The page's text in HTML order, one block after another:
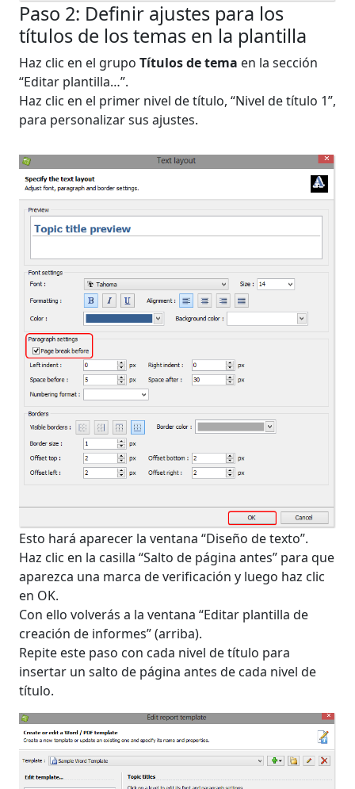
Paso 2: Definir ajustes para los
títulos de los temas en la plantilla
Haz clic en el grupo Títulos de tema en la sección
“Editar plantilla…”.
Haz clic en el primer nivel de título, “Nivel de título 1”,
para personalizar sus ajustes.
Esto hará aparecer la ventana “Diseño de texto”.
Haz clic en la casilla “Salto de página antes” para que
aparezca una marca de verificación y luego haz clic
en OK.
Con ello volverás a la ventana “Editar plantilla de
creación de informes” (arriba).
Repite este paso con cada nivel de título para
insertar un salto de página antes de cada nivel de
título.